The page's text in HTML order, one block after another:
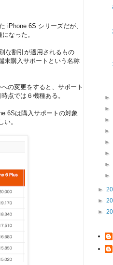
iPhone 6S シリーズだが、
なった。
な割引が適用されるもの
末購入サポートという名称
の変更をすると、サポート
点では６機種ある。
6Sは購入サポートの対象
。
►
►
►
►
►
►
►
►
►
►
►